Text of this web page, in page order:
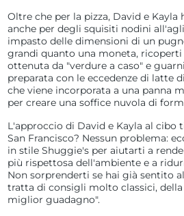
Oltre che per la pizza, David e
anche per degli squisiti nodini
impasto delle dimensioni di un
grandi quanto una moneta, ricoperti
ottenuta da "verdure a caso" e
preparata con le eccedenze di latte
che viene incorporata a una panna
per creare una soffice nuvola di
L'approccio di David e Kayla al cibo
San Francisco? Nessun problema:
in stile Shuggie's per aiutarti a
più rispettosa dell'ambiente e a
Non sorprenderti se hai già sentito
tratta di consigli molto classici,
miglior guadagno".